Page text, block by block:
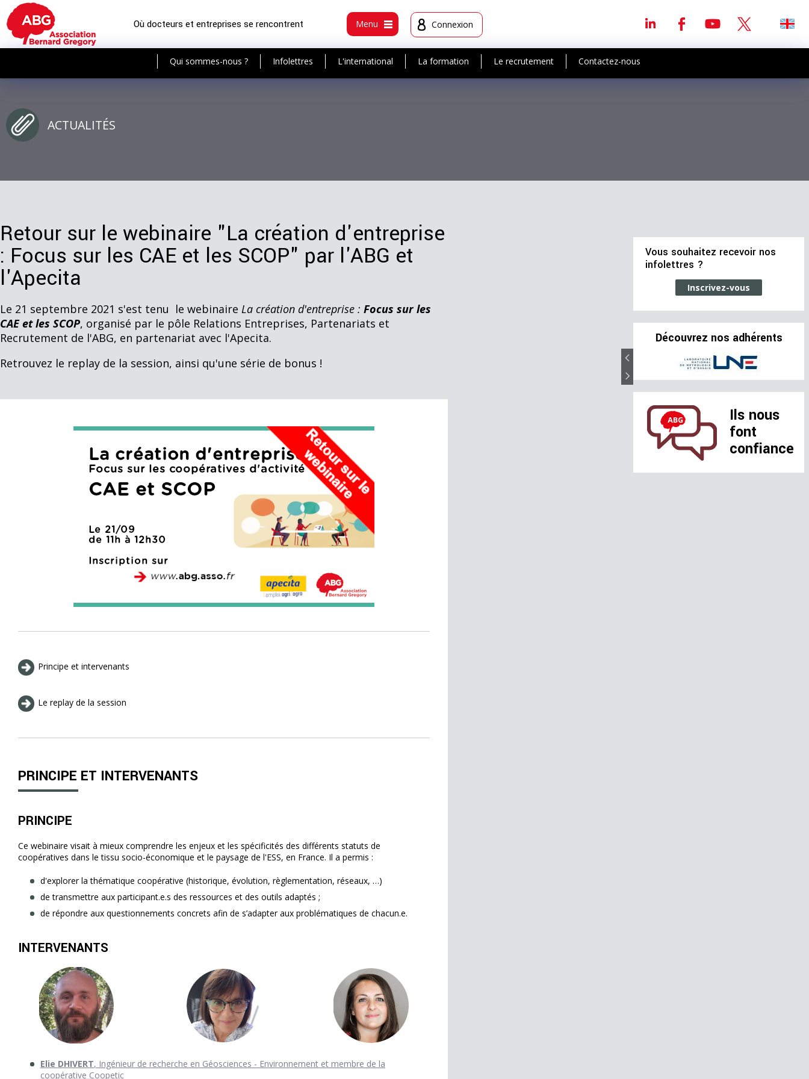
Où docteurs et entreprises se rencontrent Menu Connexion
Qui sommes-nous ? Infolettres L'international La formation Le recrutement Contactez-nous
ACTUALITÉS
Retour sur le webinaire "La création d'entreprise
: Focus sur les CAE et les SCOP" par l'ABG et
l'Apecita
Le 21 septembre 2021 s'est tenu le webinaire La création d'entreprise : Focus sur les
CAE et les SCOP, organisé par le pôle Relations Entreprises, Partenariats et
Recrutement de l'ABG, en partenariat avec l'Apecita.
Retrouvez le replay de la session, ainsi qu'une série de bonus !
Principe et intervenants
Le replay de la session
PRINCIPE ET INTERVENANTS
PRINCIPE
Ce webinaire visait à mieux comprendre les enjeux et les spécificités des différents statuts de
coopératives dans le tissu socio-économique et le paysage de l'ESS, en France. Il a permis :
d'explorer la thématique coopérative (historique, évolution, règlementation, réseaux, …)
de transmettre aux participant.e.s des ressources et des outils adaptés ;
de répondre aux questionnements concrets afin de s’adapter aux problématiques de chacun.e.
INTERVENANTS
Elie DHIVERT, Ingénieur de recherche en Géosciences - Environnement et membre de la
coopérative Coopetic
Vous souhaitez recevoir nos
infolettres ?
Inscrivez-vous
Découvrez nos adhérents
Ils nous
font
confiance